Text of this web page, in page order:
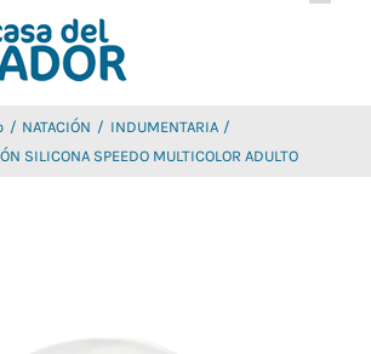
NATACIÓN
INDUMENTARIA
SILICONA SPEEDO MULTICOLOR ADULTO